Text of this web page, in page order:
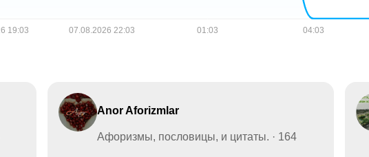
Anor Aforizmlar
Афоризмы, пословицы, и цитаты. · 164